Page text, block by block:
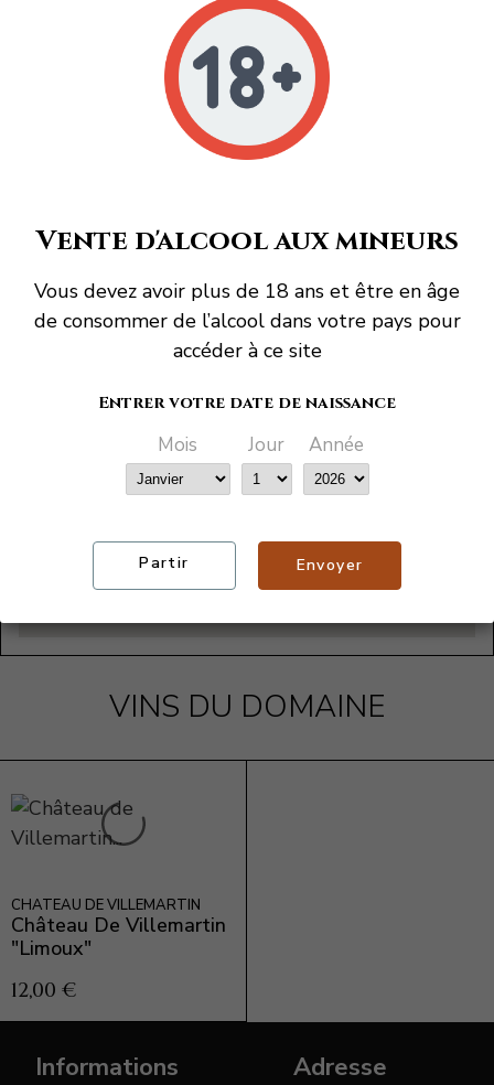
LOCALISATION
VINS DU DOMAINE
CHÂTEAU DE VILLEMARTIN
Château De Villemartin
"Limoux"
12,00 €
Informations Adresse
Vente d'alcool aux mineurs
Vous devez avoir plus de 18 ans et être en âge
de consommer de l’alcool dans votre pays pour
accéder à ce site
Entrer votre date de naissance
Mois Jour Année
Partir Envoyer